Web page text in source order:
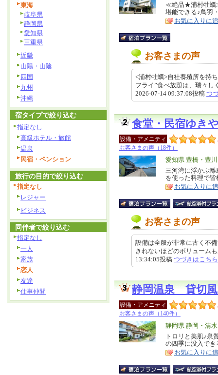
リ
ア
特
徴
≪絶品★浦村牡蠣
堪能できる♪鳥羽
お気に入りに
お客さまの声
<浦村牡蠣>自社養殖所を持
フライ”食べ放題は、瑞々
2026-07-14 09:37:08投稿 つ
食堂・民宿ゆき
設備・アメニティ
お客さまの声（18件）
エ
リ
ア
愛知県 豊橋・豊
特
徴
三河湾に浮かぶ
を使った料理で
お気に入りに
お客さまの声
設備は全般が非常に古く不
きれないほどのボリューム
13:34:05投稿 つづきはこちら
静岡温泉 貸切
設備・アメニティ
お客さまの声（140件）
エ
リ
ア
静岡県 静岡・清水
特
徴
トロリと美肌♪泉
の四季に没入で
お気に入りに
東海
岐阜県
静岡県
愛知県
三重県
近畿
山陽・山陰
四国
九州
沖縄
宿タイプで絞り込む
指定なし
高級ホテル・旅館
温泉
民宿・ペンション
旅行の目的で絞り込む
指定なし
レジャー
ビジネス
同伴者で絞り込む
指定なし
一人
家族
恋人
友達
仕事仲間